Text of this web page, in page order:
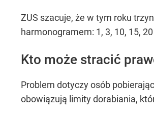
ZUS szacuje, że w tym roku
harmonogramem: 1, 3, 10, 15,
Kto może stracić
Problem dotyczy osób
obowiązują limity dorabiania,